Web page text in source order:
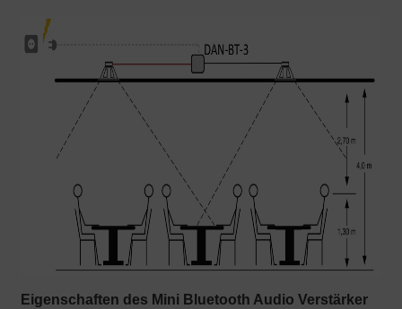
Eigenschaften des Mini Bluetooth Audio Verstärker